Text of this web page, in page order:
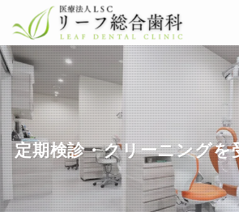
定期検診・クリーニングを